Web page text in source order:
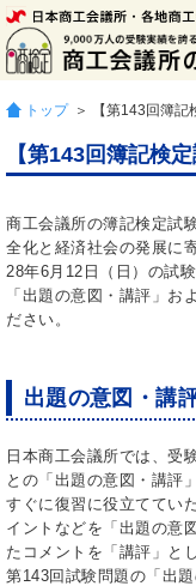
トップ ＞ 【第143回簿記
【第143回簿記検
商工会議所の簿記検定試
全化と経済社会の発展に
28年6月12日（日）の試
「出題の意図・講評」お
ださい。
出題の意図・講
日本商工会議所では、受
との「出題の意図・講評
すぐに復習に役立ててい
イントなどを「出題の意
たコメントを「講評」と
第143回試験問題の「出